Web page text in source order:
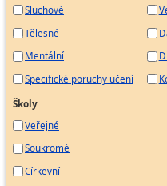
Sluchové
Tělesné
Mentální
Specifické poruchy učení
Školy
Veřejné
Soukromé
Církevní